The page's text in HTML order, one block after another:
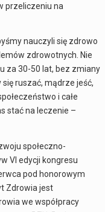
przeliczeniu na
nauczyli się zdrowo
zdrowotnych. Nie
za 30-50 lat, bez zmiany
ruszać, mądrze jeść,
i całe
stać na leczenie –
społeczno-
VI edycji kongresu
pod honorowym
Zdrowia jest
we współpracy